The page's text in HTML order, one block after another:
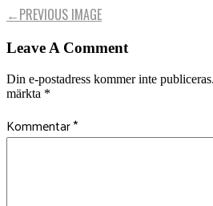
←PREVIOUS IMAGE
Leave A Comment
Din e-postadress kommer inte publiceras.
märkta *
Kommentar*